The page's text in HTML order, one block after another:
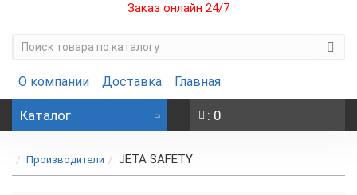
Заказ онлайн 24/7
О компании Доставка Главная
Каталог : 0
Производители JETA SAFETY